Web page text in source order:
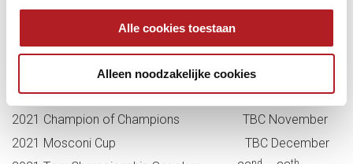
Alle cookies toestaan
Alleen noodzakelijke cookies
staat het volgende nu gepland - eveneens een best
indrukwekkend rijtje:
2021 CALENDAR OF EVENTS*
2021 Champion of Champions TBC November
2021 Mosconi Cup TBC December